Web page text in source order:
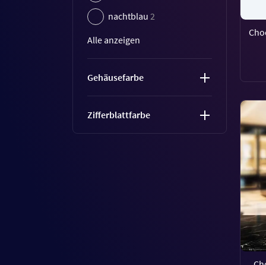
nachtblau 2
Alle anzeigen
Gehäusefarbe
Zifferblattfarbe